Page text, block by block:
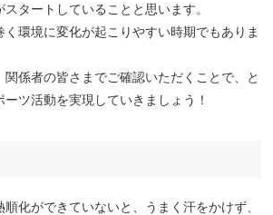
タートしていることと思います。
く環境に変化が起こりやすい時期でもありま
関係者の皆さまでご確認いただくことで、と
ツ活動を実現していきましょう！
化ができていないと、うまく汗をかけず、